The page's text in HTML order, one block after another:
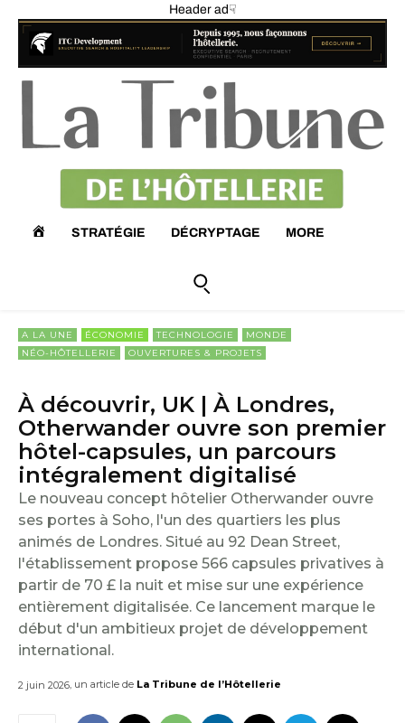
Header ad☟
U
E
I
L
STRATÉGIE DÉCRYPTAGE MORE
A LA UNE ÉCONOMIE TECHNOLOGIE
MONDE
NÉO-HÔTELLERIE
OUVERTURES & PROJETS
À découvrir, UK | À Londres,
Otherwander ouvre son premier
hôtel-capsules, un parcours
intégralement digitalisé
Le nouveau concept hôtelier Otherwander ouvre
ses portes à Soho, l'un des quartiers les plus
animés de Londres. Situé au 92 Dean Street,
l'établissement propose 566 capsules privatives à
partir de 70 £ la nuit et mise sur une expérience
entièrement digitalisée. Ce lancement marque le
début d'un ambitieux projet de développement
international.
2 juin 2026, un article de La Tribune de l’Hôtellerie